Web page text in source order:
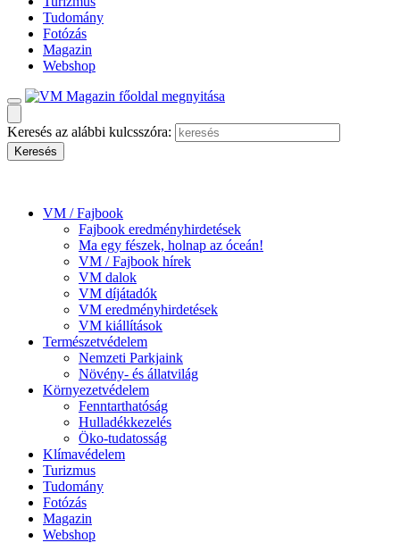
Tudomány
Fotózás
Magazin
Webshop
Keresés az alábbi kulcsszóra:
VM / Fajbook
Fajbook eredményhirdetések
Ma egy fészek, holnap az óceán!
VM / Fajbook hírek
VM dalok
VM díjátadók
VM eredményhirdetések
VM kiállítások
Természetvédelem
Nemzeti Parkjaink
Növény- és állatvilág
Környezetvédelem
Fenntarthatóság
Hulladékkezelés
Öko-tudatosság
Klímavédelem
Turizmus
Tudomány
Fotózás
Magazin
Webshop